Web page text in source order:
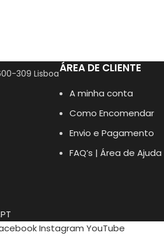
309 LisboaÁREA DE CLIENTE
A minha conta
Como Encomendar
Envio e Pagamento
FAQ’s | Área de Ajuda
Instagram YouTube